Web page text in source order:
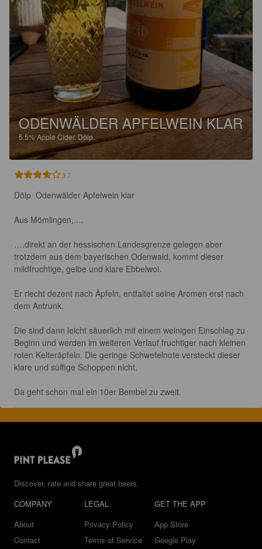
ODENWÄLDER APFELWEIN KLAR
5.5%Apple Cider. Dölp.
3.7
Dölp  Odenwälder Apfelwein klar
Aus Mömlingen,....
….direkt an der hessischen Landesgrenze gelegen aber
trotzdem aus dem bayerischen Odenwald, kommt dieser
mildfruchtige, gelbe und klare Ebbelwoi.
Er riecht dezent nach Äpfeln, entfaltet seine Aromen erst nach
dem Antrunk.
Die sind dann leicht säuerlich mit einem weinigen Einschlag zu
Beginn und werden im weiteren Verlauf fruchtiger nach kleinen
roten Kelteräpfeln. Die geringe Schwefelnote versteckt dieser
klare und süffige Schoppen nicht.
Da geht schon mal ein 10er Bembel zu zweit.
Discover, rate and share great beers.
COMPANY
About
Contact
LEGAL
Privacy Policy
Terms of Service
GET THE APP
App Store
Google Play